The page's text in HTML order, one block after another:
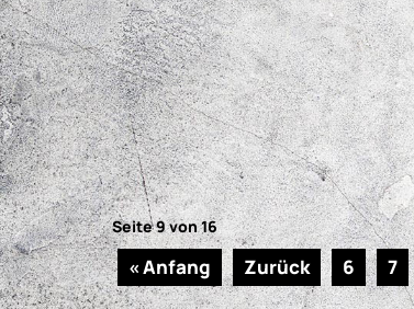
Seite 9 von 16
« Anfang Zurück 6 7